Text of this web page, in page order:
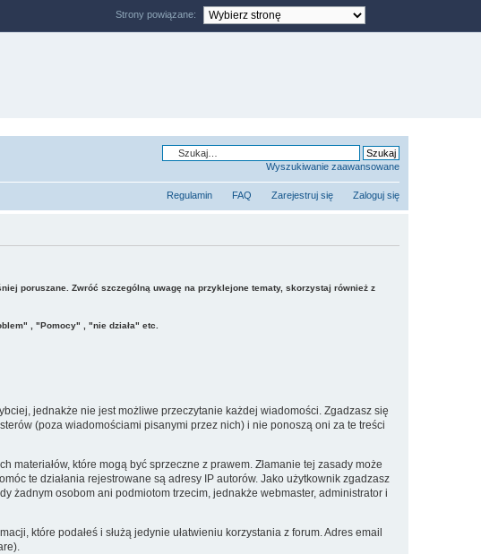
Wyszukiwanie zaawansowane
Regulamin FAQ Zarejestruj się Zaloguj się
poruszane. Zwróć szczególną uwagę na przyklejone tematy, skorzystaj również z
, "Pomocy" , "nie działa" etc.
jednakże nie jest możliwe przeczytanie każdej wiadomości. Zgadzasz się
(poza wiadomościami pisanymi przez nich) i nie ponoszą oni za te treści
które mogą być sprzeczne z prawem. Złamanie tej zasady może
te działania rejestrowane są adresy IP autorów. Jako użytkownik zgadzasz
żadnym osobom ani podmiotom trzecim, jednakże webmaster, administrator i
które podałeś i służą jedynie ułatwieniu korzystania z forum. Adres email
Strony powiązane: